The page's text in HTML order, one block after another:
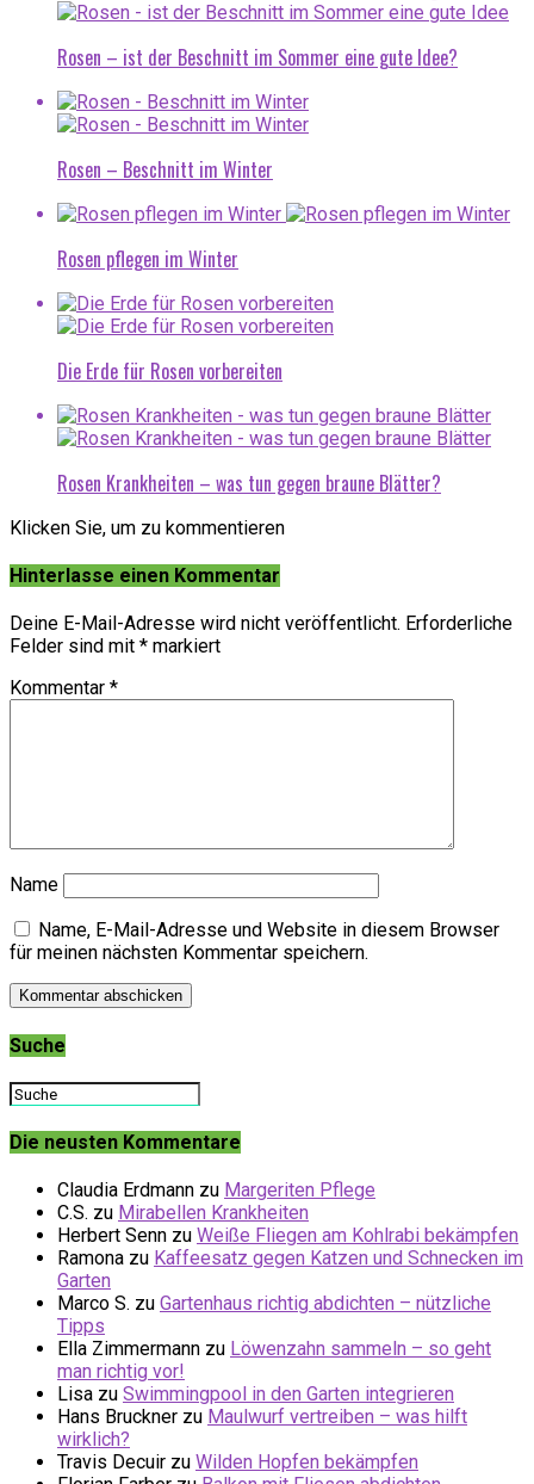
Rosen – ist der Beschnitt im Sommer eine gute Idee?
Rosen – Beschnitt im Winter
Rosen pflegen im Winter
Die Erde für Rosen vorbereiten
Rosen Krankheiten – was tun gegen braune Blätter?
Klicken Sie, um zu kommentieren
Hinterlasse einen Kommentar
Deine E-Mail-Adresse wird nicht veröffentlicht. Erforderliche
Felder sind mit * markiert
Kommentar *
Name
Name, E-Mail-Adresse und Website in diesem Browser
für meinen nächsten Kommentar speichern.
Suche
Die neusten Kommentare
Claudia Erdmann zu Margeriten Pflege
C.S. zu Mirabellen Krankheiten
Herbert Senn zu Weiße Fliegen am Kohlrabi bekämpfen
Ramona zu Kaffeesatz gegen Katzen und Schnecken im
Garten
Marco S. zu Gartenhaus richtig abdichten – nützliche
Tipps
Ella Zimmermann zu Löwenzahn sammeln – so geht
man richtig vor!
Lisa zu Swimmingpool in den Garten integrieren
Hans Bruckner zu Maulwurf vertreiben – was hilft
wirklich?
Travis Decuir zu Wilden Hopfen bekämpfen